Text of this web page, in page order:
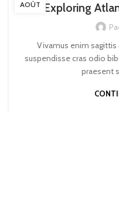
AOÛT Exploring
Vivamus enim
suspendisse cras odio
praesent